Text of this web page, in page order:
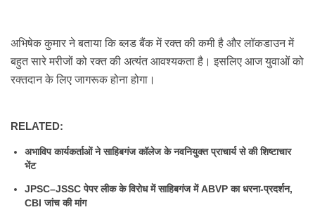
अभिषेक कुमार ने बताया कि ब्लड बैंक में रक्त की कमी है और लॉकडाउन में
बहुत सारे मरीजों को रक्त की अत्यंत आवश्यकता है। इसलिए आज युवाओं को
रक्तदान के लिए जागरूक होना होगा।
RELATED:
अभाविप कार्यकर्ताओं ने साहिबगंज कॉलेज के नवनियुक्त प्राचार्य से की शिष्टाचार
भेंट
JPSC–JSSC पेपर लीक के विरोध में साहिबगंज में ABVP का धरना-प्रदर्शन,
CBI जांच की मांग